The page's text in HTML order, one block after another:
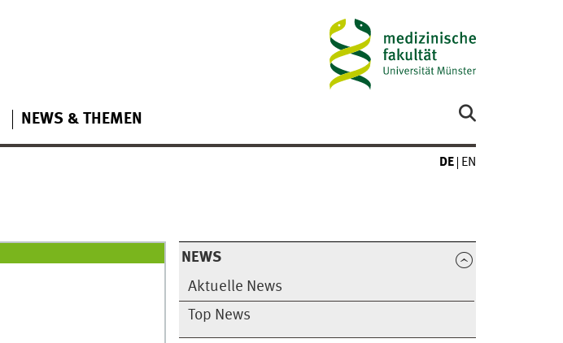
NEWS & THEMEN
DE EN
NEWS
Aktuelle News
Top News